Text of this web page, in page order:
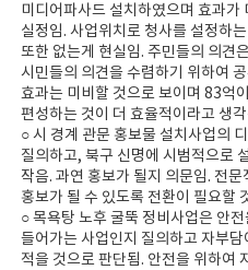
미디어파사드 설치하였으며 효과가
실정임. 사업위치로 청사를 설정하
또한 없는게 현실임. 주민들의 의견
시민들의 의견을 수렴하기 위하여
효과는 미비할 것으로 보이며 83억
편성하는 것이 더 효율적이라고 생각
○ 시 경계 관문 홍보물 설치사업의
질의하고, 북구 신명에 시범적으로
작음. 과연 홍보가 될지 의문임. 전
홍보가 될 수 있도록 전환이 필요할
○ 목욕탕 노후 굴뚝 정비사업은 안
들어가는 사업인지 질의하고 자부담
적을 것으로 판단됨. 안전을 위하여